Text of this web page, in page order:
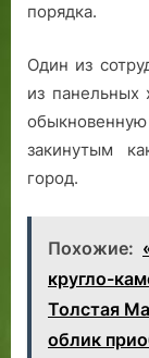
порядка.
Один из
из панельных
закинутым
город.
Похожие:
кругло-
Толстая
облик